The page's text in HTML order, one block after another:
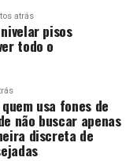
atrás
pisos
todo o
usa fones de
não buscar apenas
discreta de